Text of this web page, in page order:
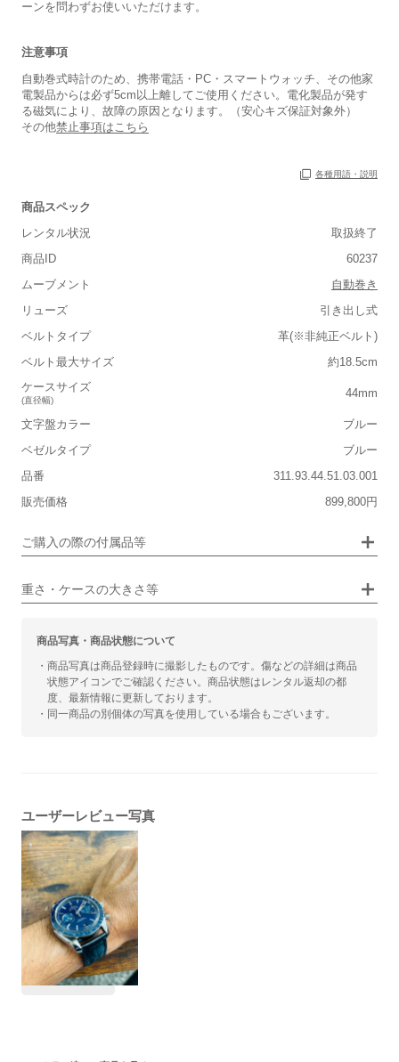
ーンを問わずお使いいただけます。
注意事項
自動巻式時計のため、携帯電話・PC・スマートウォッチ、その他家
電製品からは必ず5cm以上離してご使用ください。電化製品が発す
る磁気により、故障の原因となります。（安心キズ保証対象外）
その他禁止事項はこちら
各種用語・説明
商品スペック
レンタル状況
取扱終了
商品ID
60237
ムーブメント
自動巻き
リューズ
引き出し式
ベルトタイプ
革(※非純正ベルト)
ベルト最大サイズ
約18.5cm
ケースサイズ
(直径幅)
44mm
文字盤カラー
ブルー
ベゼルタイプ
ブルー
品番
311.93.44.51.03.001
販売価格
899,800円
ご購入の際の付属品等
あり
重さ・ケースの大きさ等
■重さ(ベルト込み)
■ケースの大きさ
小さい 大きい
■装飾感
カジュアル ビジネス
商品写真・商品状態について
・商品写真は商品登録時に撮影したものです。傷などの詳細は商品
状態アイコンでご確認ください。商品状態はレンタル返却の都
度、最新情報に更新しております。
・同一商品の別個体の写真を使用している場合もございます。
ユーザーレビュー写真
#春に着けたい